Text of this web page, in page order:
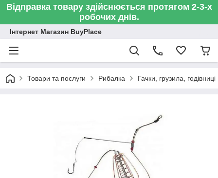
Відправка товару здійснюється протягом 2-3-х
робочих днів.
Інтернет Магазин BuyPlace
Товари та послуги Рибалка Гачки, грузила, годівниці